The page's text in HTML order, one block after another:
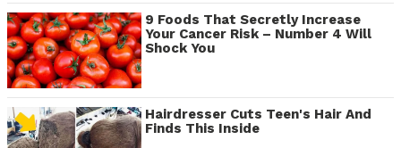
9 Foods That Secretly Increase
Your Cancer Risk – Number 4 Will
Shock You
Hairdresser Cuts Teen's Hair And
Finds This Inside